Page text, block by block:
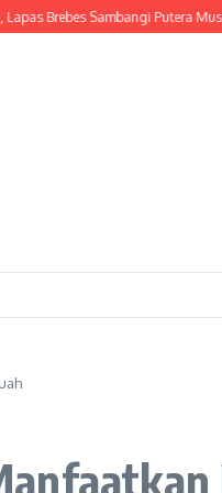
Sambangi Putera Muslimat